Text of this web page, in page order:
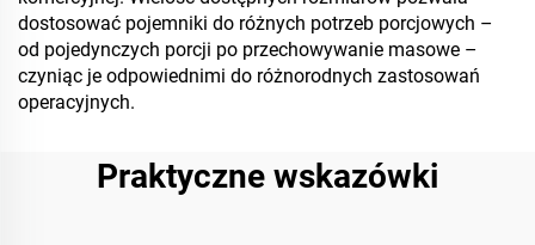
dostosować pojemniki do różnych potrzeb porcjowych –
od pojedynczych porcji po przechowywanie masowe –
czyniąc je odpowiednimi do różnorodnych zastosowań
operacyjnych.
Praktyczne wskazówki